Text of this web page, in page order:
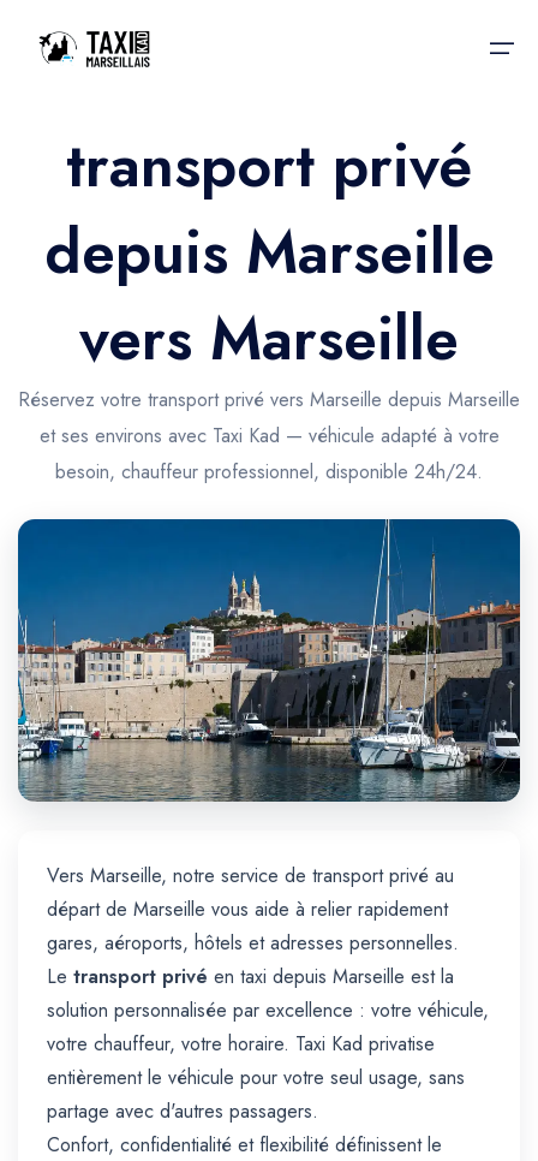
Accueil
Nos services
Nos services
Trajet Gare SNCF
Trajet Port croisière
Trajet Séminaire
Trajet Santé
Taxis aéroport
Réservation
Actualités & évènements
Contactez-nous
transport privé
depuis Marseille
vers Marseille
Réservez votre transport privé vers Marseille depuis Marseille
et ses environs avec Taxi Kad — véhicule adapté à votre
besoin, chauffeur professionnel, disponible 24h/24.
Vers Marseille, notre service de transport privé au
départ de Marseille vous aide à relier rapidement
gares, aéroports, hôtels et adresses personnelles.
Le transport privé en taxi depuis Marseille est la
solution personnalisée par excellence : votre véhicule,
votre chauffeur, votre horaire. Taxi Kad privatise
entièrement le véhicule pour votre seul usage, sans
partage avec d'autres passagers.
Confort, confidentialité et flexibilité définissent le